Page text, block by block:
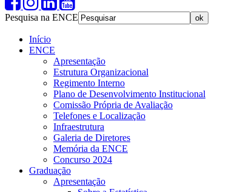
Pesquisa na ENCE
Início
ENCE
Apresentação
Estrutura Organizacional
Regimento Interno
Plano de Desenvolvimento Institucional
Comissão Própria de Avaliação
Telefones e Localização
Infraestrutura
Galeria de Diretores
Memória da ENCE
Concurso 2024
Graduação
Apresentação